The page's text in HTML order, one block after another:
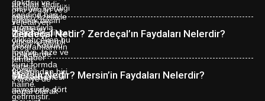
Zerdeçal Nedir? Zerdeçal’ın Faydaları Nelerdir?
Mersin Nedir? Mersin’in Faydaları Nelerdir?